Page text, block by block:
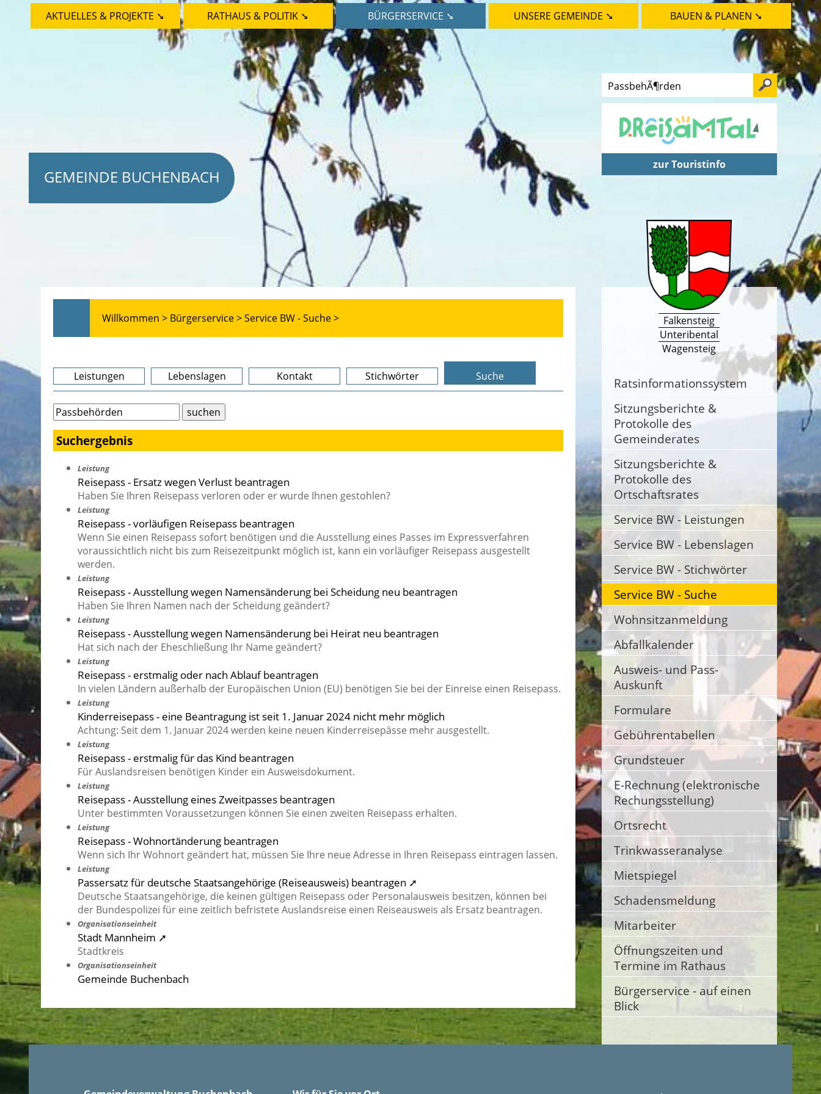
GEMEINDE BUCHENBACH
AKTUELLES & PROJEKTE ➘ RATHAUS & POLITIK ➘ BÜRGERSERVICE ➘ UNSERE GEMEINDE ➘ BAUEN & PLANEN ➘
zur Touristinfo
Willkommen > Bürgerservice >Service BW - Suche >
Leistungen Lebenslagen Kontakt Stichwörter Suche
Suchergebnis
Leistung
Reisepass - Ersatz wegen Verlust beantragen
Haben Sie Ihren Reisepass verloren oder er wurde Ihnen gestohlen?
Leistung
Reisepass - vorläufigen Reisepass beantragen
Wenn Sie einen Reisepass sofort benötigen und die Ausstellung eines Passes im Expressverfahren
voraussichtlich nicht bis zum Reisezeitpunkt möglich ist, kann ein vorläufiger Reisepass ausgestellt
werden.
Leistung
Reisepass - Ausstellung wegen Namensänderung bei Scheidung neu beantragen
Haben Sie Ihren Namen nach der Scheidung geändert?
Leistung
Reisepass - Ausstellung wegen Namensänderung bei Heirat neu beantragen
Hat sich nach der Eheschließung Ihr Name geändert?
Leistung
Reisepass - erstmalig oder nach Ablauf beantragen
In vielen Ländern außerhalb der Europäischen Union (EU) benötigen Sie bei der Einreise einen Reisepass.
Leistung
Kinderreisepass - eine Beantragung ist seit 1. Januar 2024 nicht mehr möglich
Achtung: Seit dem 1. Januar 2024 werden keine neuen Kinderreisepässe mehr ausgestellt.
Leistung
Reisepass - erstmalig für das Kind beantragen
Für Auslandsreisen benötigen Kinder ein Ausweisdokument.
Leistung
Reisepass - Ausstellung eines Zweitpasses beantragen
Unter bestimmten Voraussetzungen können Sie einen zweiten Reisepass erhalten.
Leistung
Reisepass - Wohnortänderung beantragen
Wenn sich Ihr Wohnort geändert hat, müssen Sie Ihre neue Adresse in Ihren Reisepass eintragen lassen.
Leistung
Passersatz für deutsche Staatsangehörige (Reiseausweis) beantragen ➚
Deutsche Staatsangehörige, die keinen gültigen Reisepass oder Personalausweis besitzen, können bei
der Bundespolizei für eine zeitlich befristete Auslandsreise einen Reiseausweis als Ersatz beantragen.
Organisationseinheit
Stadt Mannheim ➚
Stadtkreis
Organisationseinheit
Gemeinde Buchenbach
Falkensteig
Unteribental
Wagensteig
Ratsinformationssystem
Sitzungsberichte &
Protokolle des
Gemeinderates
Sitzungsberichte &
Protokolle des
Ortschaftsrates
Service BW - Leistungen
Service BW - Lebenslagen
Service BW - Stichwörter
Service BW - Suche
Wohnsitzanmeldung
Abfallkalender
Ausweis- und Pass-
Auskunft
Formulare
Gebührentabellen
Grundsteuer
E-Rechnung (elektronische
Rechungsstellung)
Ortsrecht
Trinkwasseranalyse
Mietspiegel
Schadensmeldung
Mitarbeiter
Öffnungszeiten und
Termine im Rathaus
Bürgerservice - auf einen
Blick